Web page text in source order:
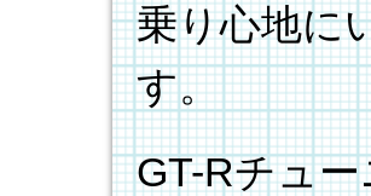
乗り心地に
す。
GT-Rチュ